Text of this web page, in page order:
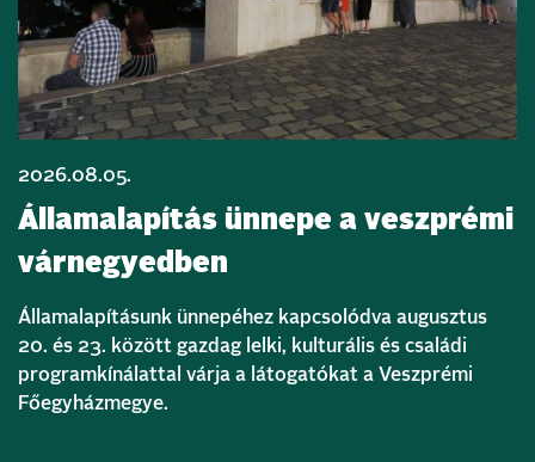
2026.08.05.
Államalapítás ünnepe a veszprémi
várnegyedben
Államalapításunk ünnepéhez kapcsolódva augusztus
20. és 23. között gazdag lelki, kulturális és családi
programkínálattal várja a látogatókat a Veszprémi
Főegyházmegye.